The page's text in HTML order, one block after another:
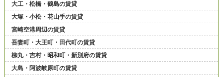
大工・松橋・鶴島の賃貸
大塚・小松・花山手の賃貸
宮崎空港周辺の賃貸
吾妻町・大王町・田代町の賃貸
柳丸・吉村・昭和町・新別府の賃貸
大島・阿波岐原町の賃貸